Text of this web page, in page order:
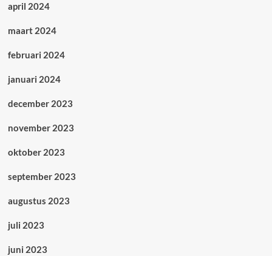
april 2024
maart 2024
februari 2024
januari 2024
december 2023
november 2023
oktober 2023
september 2023
augustus 2023
juli 2023
juni 2023